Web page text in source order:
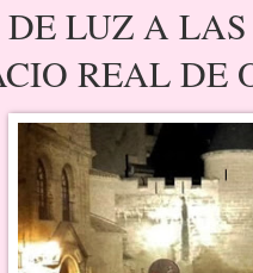
LUZ A LAS
REAL DE